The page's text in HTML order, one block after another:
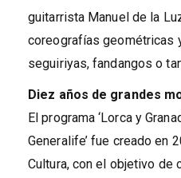
guitarrista Manuel de la
coreografías geométricas
seguiriyas, fandangos o
Diez años de grandes
El programa ‘Lorca y
Generalife’ fue creado en
Cultura, con el objetivo de